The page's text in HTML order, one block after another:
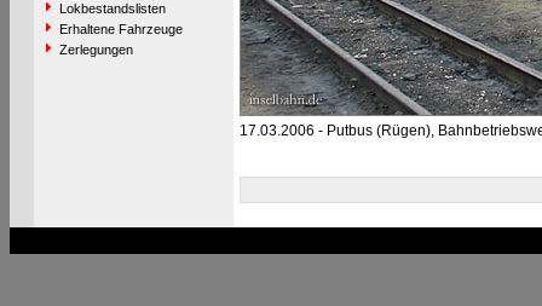
Lokbestandslisten
Erhaltene Fahrzeuge
Zerlegungen
17.03.2006 - Putbus (Rügen),